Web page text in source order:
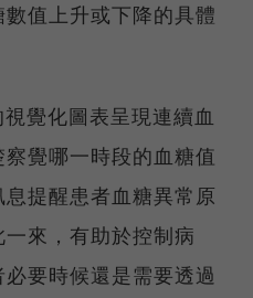
值上升或下降的具體
覺化圖表呈現連續血
覺哪一時段的血糖值
提醒患者血糖異常原
來，有助於控制病
要時候還是需要透過